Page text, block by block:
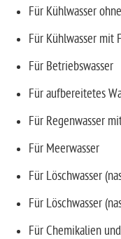
Für Kühlwasser
Für Kühlwasser mit
Für Betriebswasser
Für aufbereitetes
Für Regenwasser
Für Meerwasser
Für Löschwasser
Für Löschwasser
Für Chemikalien